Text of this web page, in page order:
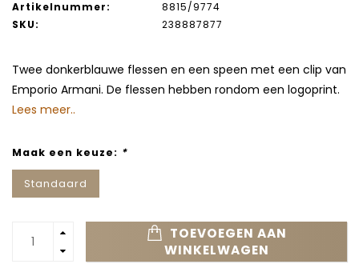
Artikelnummer:
8815/9774
SKU:
238887877
Twee donkerblauwe flessen en een speen met een clip van
Emporio Armani. De flessen hebben rondom een logoprint.
Lees meer..
Maak een keuze: *
Standaard
TOEVOEGEN AAN
WINKELWAGEN